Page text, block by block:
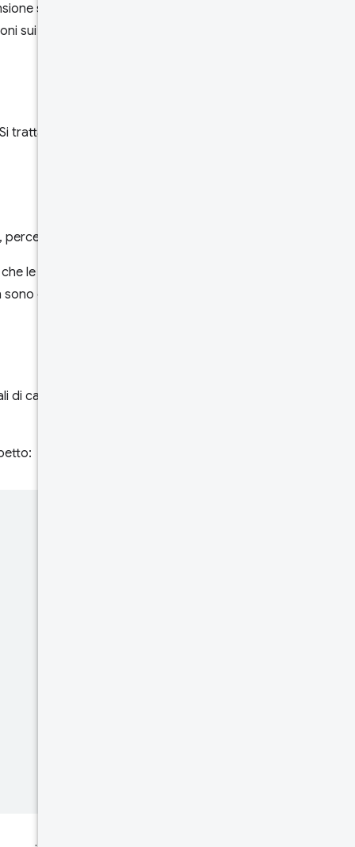
su tutti i valori. Ad
sui caricamenti che si sono
tratta di una classe generale
e frazioni.
le metriche
considerate valori in
di caricamenti di pagine che